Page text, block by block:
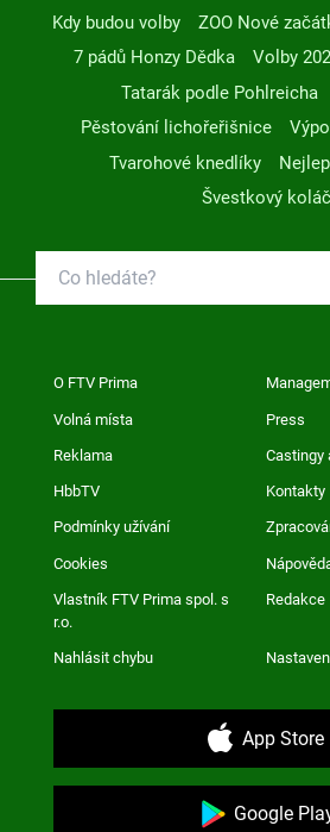
Kdy budou volby
ZOO Nové
7 pádů Honzy Dědka
Volby
Tatarák podle Pohlreicha
Pěstování lichořeřišnice
Tvarohové knedlíky
Švestkový koláč
O FTV Prima
Volná místa Press
Reklama Castingy
HbbTV Kontakty
Podmínky užívání
Cookies
Vlastník FTV Prima spol. s
r.o.
Redakce
Nahlásit chybu
App Store
Google